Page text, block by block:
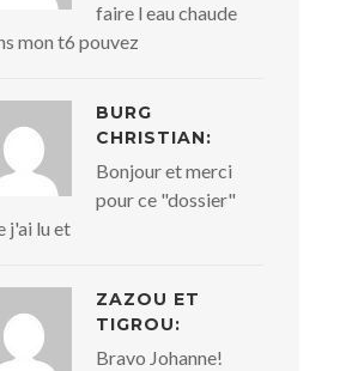
faire l eau chaude
mon t6 pouvez
BURG
CHRISTIAN:
Bonjour et merci
pour ce "dossier"
j'ai lu et
ZAZOU ET
TIGROU:
Bravo Johanne!